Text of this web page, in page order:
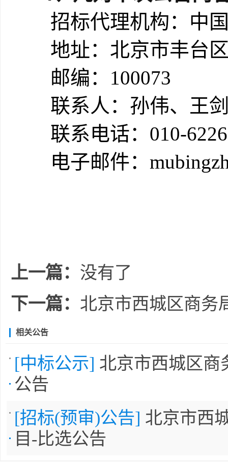
招标代理机构：中
地址：北京市丰台
邮编： 100073
联系人：孙伟、王
联系电话： 010-
电子邮件：
上一篇： 没有了
下一篇： 北京市西城区商务
相关公告
[中标公示] 北京市西城区商
公告
[招标(预审)公告] 北京市西
目-比选公告